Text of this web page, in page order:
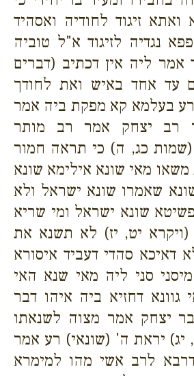
זיגוד לחודיה ואסהיד
נגדיה לזיגוד א"ל טוביה
אמר ליה אין דכתיב (דברים
עד אחד באיש ואת לחודך
בעלמא קא מפקת ביה אמר
רב יצחק אמר רב מותר
כג, ה) כי תראה חמור
מאי שונא אילימא שונא
שאמרו שונא ישראל ולא
שונא ישראל ומי שריא
(ויקרא יט, יז) לא תשנא את
דאיכא סהדי דעביד איסורא
סני ליה מאי שנא האי
דחזיא ביה איהו דבר
יצחק אמר מצוה לשנאתו
יראת ה' (שונאי) רע אמר
לרב אשי מהו למימרא